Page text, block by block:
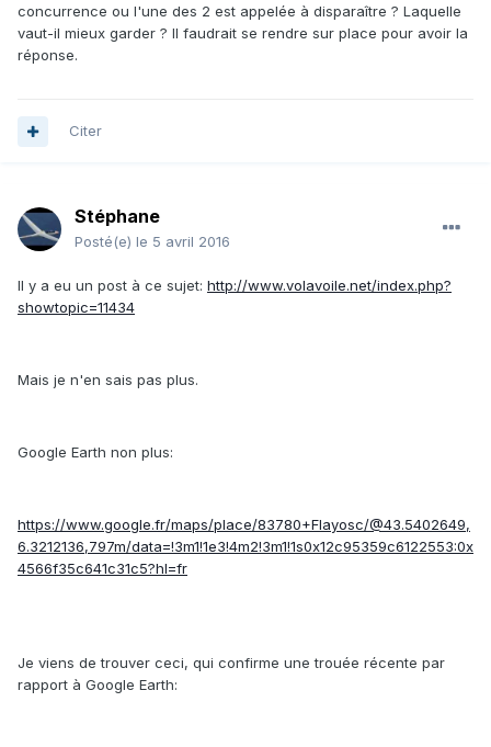
concurrence ou l'une des 2 est appelée à disparaître ? Laquelle
vaut-il mieux garder ? Il faudrait se rendre sur place pour avoir la
réponse.
Citer
Stéphane
Posté(e) le 5 avril 2016
Il y a eu un post à ce sujet: http://www.volavoile.net/index.php?
showtopic=11434
Mais je n'en sais pas plus.
Google Earth non plus:
https://www.google.fr/maps/place/83780+Flayosc/@43.5402649,
6.3212136,797m/data=!3m1!1e3!4m2!3m1!1s0x12c95359c6122553:0x
4566f35c641c31c5?hl=fr
Je viens de trouver ceci, qui confirme une trouée récente par
rapport à Google Earth: